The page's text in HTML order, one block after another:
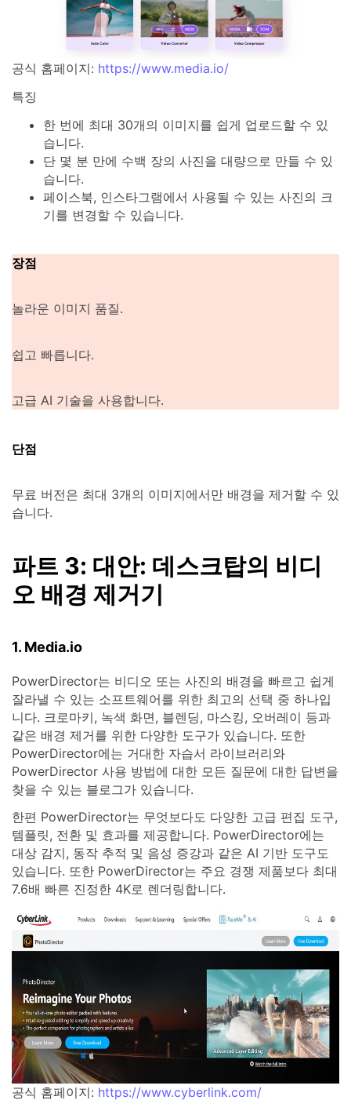
공식 홈페이지: https://www.media.io/
특징
한 번에 최대 30개의 이미지를 쉽게 업로드할 수 있
습니다.
단 몇 분 만에 수백 장의 사진을 대량으로 만들 수 있
습니다.
페이스북, 인스타그램에서 사용될 수 있는 사진의 크
기를 변경할 수 있습니다.
장점
놀라운 이미지 품질.
쉽고 빠릅니다.
고급 AI 기술을 사용합니다.
단점
무료 버전은 최대 3개의 이미지에서만 배경을 제거할 수 있
습니다.
파트 3: 대안: 데스크탑의 비디
오 배경 제거기
1. Media.io
PowerDirector는 비디오 또는 사진의 배경을 빠르고 쉽게
잘라낼 수 있는 소프트웨어를 위한 최고의 선택 중 하나입
니다. 크로마키, 녹색 화면, 블렌딩, 마스킹, 오버레이 등과
같은 배경 제거를 위한 다양한 도구가 있습니다. 또한
PowerDirector에는 거대한 자습서 라이브러리와
PowerDirector 사용 방법에 대한 모든 질문에 대한 답변을
찾을 수 있는 블로그가 있습니다.
한편 PowerDirector는 무엇보다도 다양한 고급 편집 도구,
템플릿, 전환 및 효과를 제공합니다. PowerDirector에는
대상 감지, 동작 추적 및 음성 증강과 같은 AI 기반 도구도
있습니다. 또한 PowerDirector는 주요 경쟁 제품보다 최대
7.6배 빠른 진정한 4K로 렌더링합니다.
공식 홈페이지: https://www.cyberlink.com/